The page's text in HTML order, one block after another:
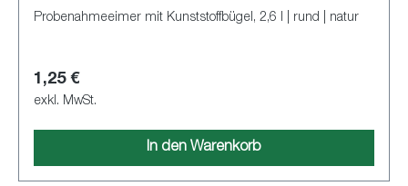
Probenahmeeimer mit Kunststoffbügel, 2,6 l | rund | natur
1,25 €
exkl. MwSt.
In den Warenkorb